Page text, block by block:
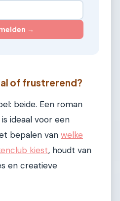
→
of frustrerend?
beide. Een roman
ideaal voor een
bepalen van welke
kiest, houdt van
en creatieve